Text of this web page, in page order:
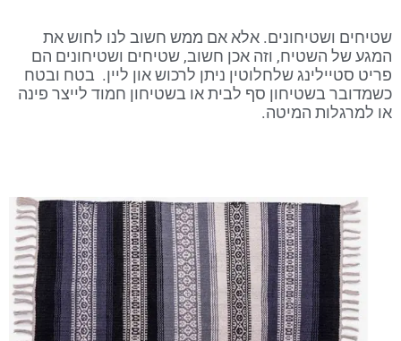
שטיחים ושטיחונים. אלא אם ממש חשוב לנו לחוש את
המגע של השטיח, וזה אכן חשוב, שטיחים ושטיחונים הם
פריט סטיילינג שלחלוטין ניתן לרכוש און ליין. בטח ובטח
כשמדובר בשטיחון סף לבית או בשטיחון חמוד לייצר פינה
או למרגלות המיטה.